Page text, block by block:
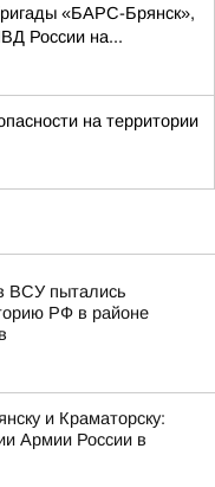
«БАРС-Брянск»,
России на...
на территории
ВСУ пытались
РФ в районе
и Краматорску:
Армии России в